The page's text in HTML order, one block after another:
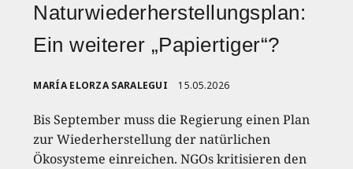
Naturwiederherstellungsplan:
Ein weiterer „Papiertiger“?
MARÍA ELORZA SARALEGUI 15.05.2026
Bis September muss die Regierung einen Plan
zur Wiederherstellung der natürlichen
Ökosysteme einreichen. NGOs kritisieren den